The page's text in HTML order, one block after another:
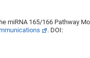
miRNA 165/166 Pathway
. DOI: